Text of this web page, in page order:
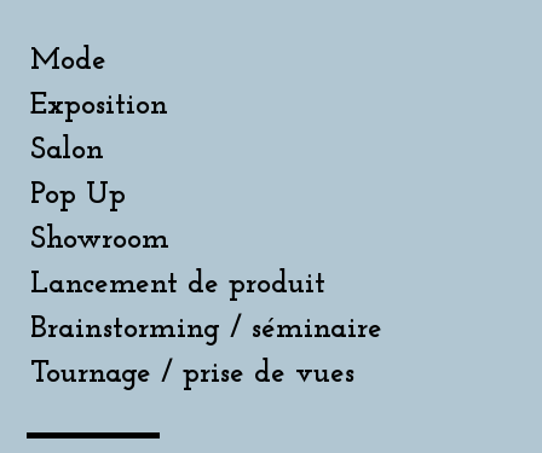
Mode
Exposition
Salon
Pop Up
Showroom
Lancement de produit
Brainstorming / séminaire
Tournage / prise de vues